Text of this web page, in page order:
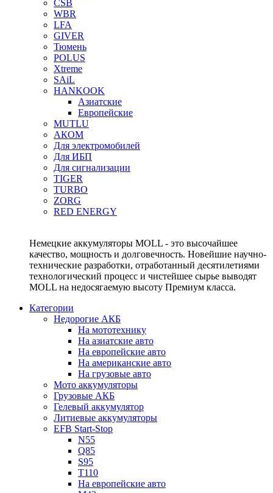
CSB
WBR
LFA
GIVER
Тюмень
POLUS
Xtreme
SAiL
HANKOOK
Азиатские
Европейские
MUTLU
АКОМ
Для электромобилей
Для ИБП
Для сигнализации
TIGER
TURBO
ZORG
RED ENERGY
Немецкие аккумуляторы MOLL - это высочайшее
качество, мощность и долговечность. Новейшие научно-
технические разработки, отработанный десятилетиями
технологический процесс и чистейшее сырье выводят
MOLL на недосягаемую высоту Премиум класса.
Категории
Недорогие АКБ
На мототехнику
На азиатские авто
На европейские авто
На американские авто
На грузовые авто
Мото аккумуляторы
Грузовые АКБ
Гелевый аккумулятор
Литиевые аккумуляторы
EFB Start-Stop
N55
Q85
S95
T110
На европейские авто